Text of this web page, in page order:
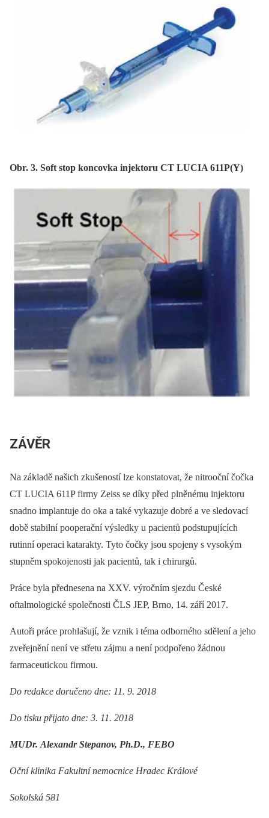
Obr. 3. Soft stop koncovka injektoru CT LUCIA 611P(Y)
ZÁVĚR
Na základě našich zkušeností lze konstatovat, že nitrooční čočka
CT LUCIA 611P firmy Zeiss se díky před plněnému injektoru
snadno implantuje do oka a také vykazuje dobré a ve sledovací
době stabilní pooperační výsledky u pacientů podstupujících
rutinní operaci katarakty. Tyto čočky jsou spojeny s vysokým
stupněm spokojenosti jak pacientů, tak i chirurgů.
Práce byla přednesena na XXV. výročním sjezdu České
oftalmologické společnosti ČLS JEP, Brno, 14. září 2017.
Autoři práce prohlašují, že vznik i téma odborného sdělení a jeho
zveřejnění není ve střetu zájmu a není podpořeno žádnou
farmaceutickou firmou.
Do redakce doručeno dne: 11. 9. 2018
Do tisku přijato dne: 3. 11. 2018
MUDr. Alexandr Stepanov, Ph.D., FEBO
Oční klinika Fakultní nemocnice Hradec Králové
Sokolská 581